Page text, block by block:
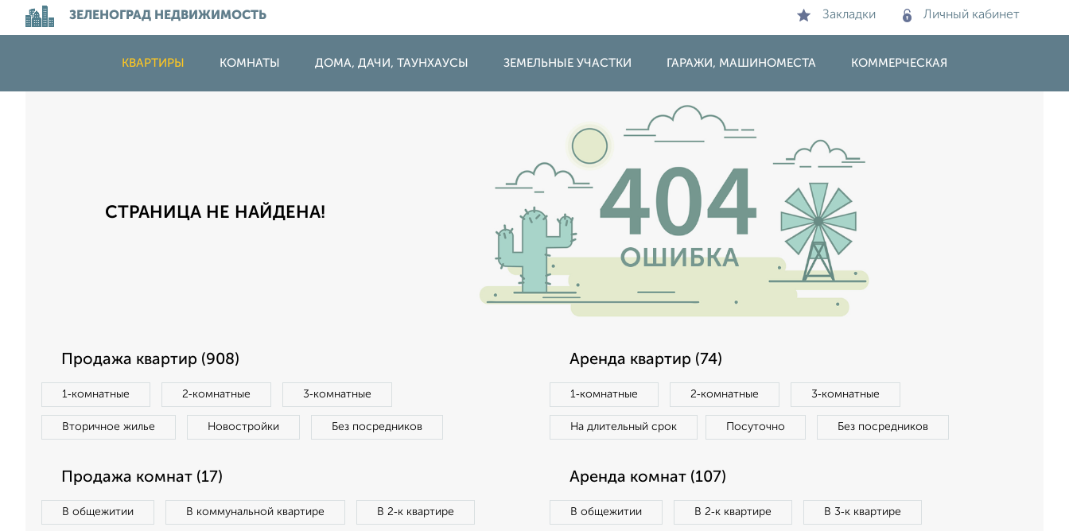
ЗЕЛЕНОГРАД НЕДВИЖИМОСТЬ Закладки Личный кабинет
КВАРТИРЫ КОМНАТЫ ДОМА, ДАЧИ, ТАУНХАУСЫ ЗЕМЕЛЬНЫЕ УЧАСТКИ ГАРАЖИ, МАШИНОМЕСТА КОММЕРЧЕСКАЯ
СТРАНИЦА НЕ НАЙДЕНА!
Продажа квартир (908)
1‑комнатные 2‑комнатные 3‑комнатные
Вторичное жилье Новостройки Без посредников
Аренда квартир (74)
1‑комнатные 2‑комнатные 3‑комнатные
На длительный срок Посуточно Без посредников
Продажа комнат (17)
В общежитии В коммунальной квартире В 2‑к квартире
Аренда комнат (107)
В общежитии В 2‑к квартире В 3‑к квартире